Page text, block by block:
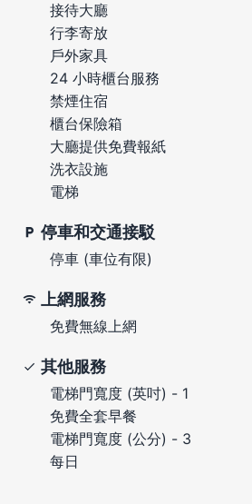
接待大廳
行李寄放
戶外家具
24 小時櫃台服務
禁煙住宿
櫃台保險箱
大廳提供免費報紙
洗衣設施
電梯
停車和交通接駁
停車 (車位有限)
上網服務
免費無線上網
其他服務
電梯門寬度 (英吋) - 1
免費全套早餐
電梯門寬度 (公分) - 3
每日